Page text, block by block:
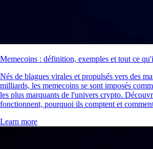
Memecoins : définition, exemples et tout ce
Nés de blagues virales et propulsés vers des
milliards, les memecoins se sont imposés
les plus marquants de l'univers crypto.
fonctionnent, pourquoi ils comptent et
Learn more